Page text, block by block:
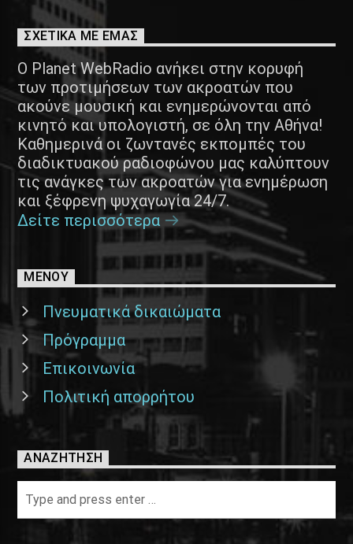
ΣΧΕΤΙΚΑ ΜΕ ΕΜΑΣ
Ο Planet WebRadio ανήκει στην κορυφή
των προτιμήσεων των ακροατών που
ακούνε μουσική και ενημερώνονται από
κινητό και υπολογιστή, σε όλη την Αθήνα!
Καθημερινά οι ζωντανές εκπομπές του
διαδικτυακού ραδιοφώνου μας καλύπτουν
τις ανάγκες των ακροατών για ενημέρωση
και ξέφρενη ψυχαγωγία 24/7.
Δείτε περισσότερα
ΜΕΝΟΥ
Πνευματικά δικαιώματα
Πρόγραμμα
Επικοινωνία
Πολιτική απορρήτου
ΑΝΑΖΉΤΗΣΗ